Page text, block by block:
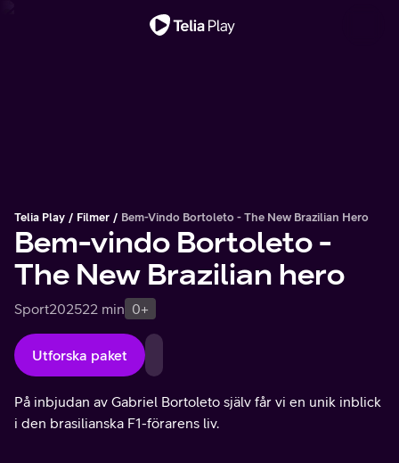
Telia Play Filmer Bem-Vindo Bortoleto - The New Brazilian Hero
Bem-vindo Bortoleto -
The New Brazilian hero
Sport202522 min 0+
Utforska paket
På inbjudan av Gabriel Bortoleto själv får vi en unik inblick
i den brasilianska F1-förarens liv.